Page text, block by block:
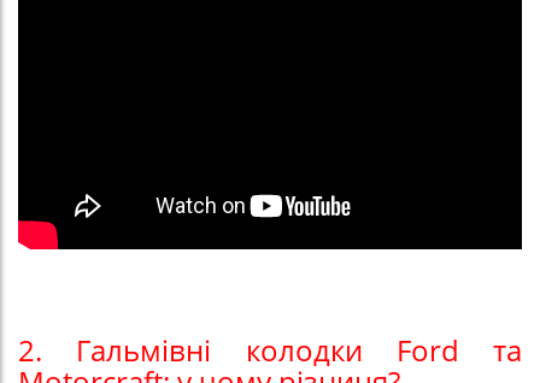
2. Гальмівні колодки Ford та